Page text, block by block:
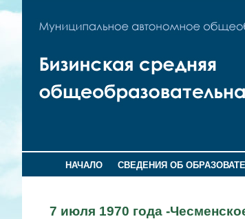
НАЧАЛО СВЕДЕНИЯ ОБ
7 июля 1970 года -